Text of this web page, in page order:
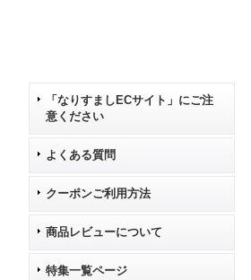
「なりすましECサイト」にご注
意ください
よくある質問
クーポンご利用方法
商品レビューについて
特集一覧ページ